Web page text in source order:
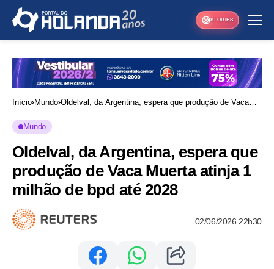
STORIES
Início Mundo Oldelval, da Argentina, espera que produção de Vaca
Mundo
Oldelval, da Argentina, espera que
produção de Vaca Muerta atinja 1
milhão de bpd até 2028
02/06/2026 22h30